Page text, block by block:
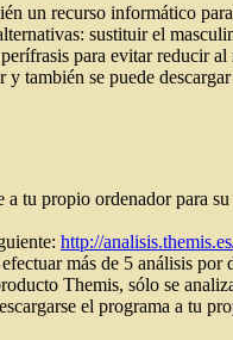
un recurso informático
sustituir el
para evitar reducir
también se puede
tu propio ordenador para
http://
más de 5 análisis
Themis, sólo se
el programa a tu